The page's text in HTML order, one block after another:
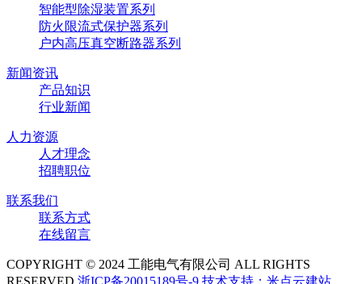
智能型除湿装置系列
防火限流式保护器系列
户内高压真空断路器系列
新闻资讯
产品知识
行业新闻
人力资源
人才理念
招聘职位
联系我们
联系方式
在线留言
COPYRIGHT © 2024 工能电气有限公司 ALL RIGHTS
RESERVED 浙ICP备20015189号-9 技术支持：米点云建站